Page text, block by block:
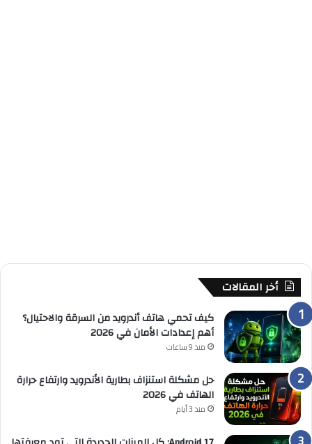
أخر المقالات
كيف تحمي هاتف أندرويد من السرقة والاحتيال؟
أهم إعدادات الأمان في 2026
منذ 9 ساعات
حل مشكلة استنزاف بطارية الأندرويد وارتفاع حرارة
الهاتف في 2026
منذ 3 أيام